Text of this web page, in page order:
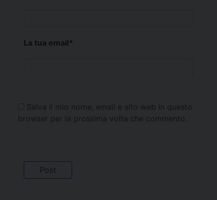
La tua email*
Salva il mio nome, email e sito web in questo
browser per la prossima volta che commento.